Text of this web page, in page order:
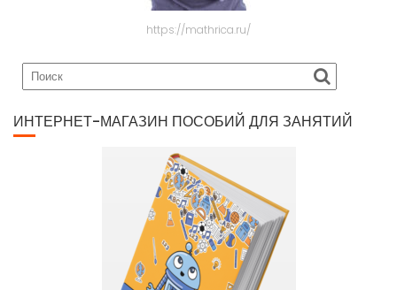
https://mathrica.ru/
ИНТЕРНЕТ-МАГАЗИН ПОСОБИЙ ДЛЯ ЗАНЯТИЙ